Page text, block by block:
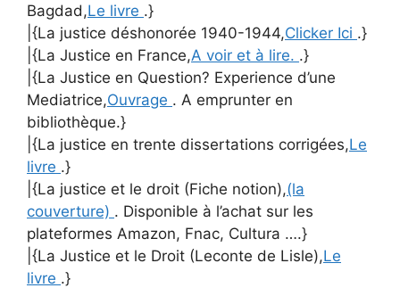
Bagdad,Le livre .}
|{La justice déshonorée 1940-1944,Clicker Ici .}
|{La Justice en France,A voir et à lire. .}
|{La Justice en Question? Experience d’une
Mediatrice,Ouvrage . A emprunter en
bibliothèque.}
|{La justice en trente dissertations corrigées,Le
livre .}
|{La justice et le droit (Fiche notion),(la
couverture) . Disponible à l’achat sur les
plateformes Amazon, Fnac, Cultura ….}
|{La Justice et le Droit (Leconte de Lisle),Le
livre .}